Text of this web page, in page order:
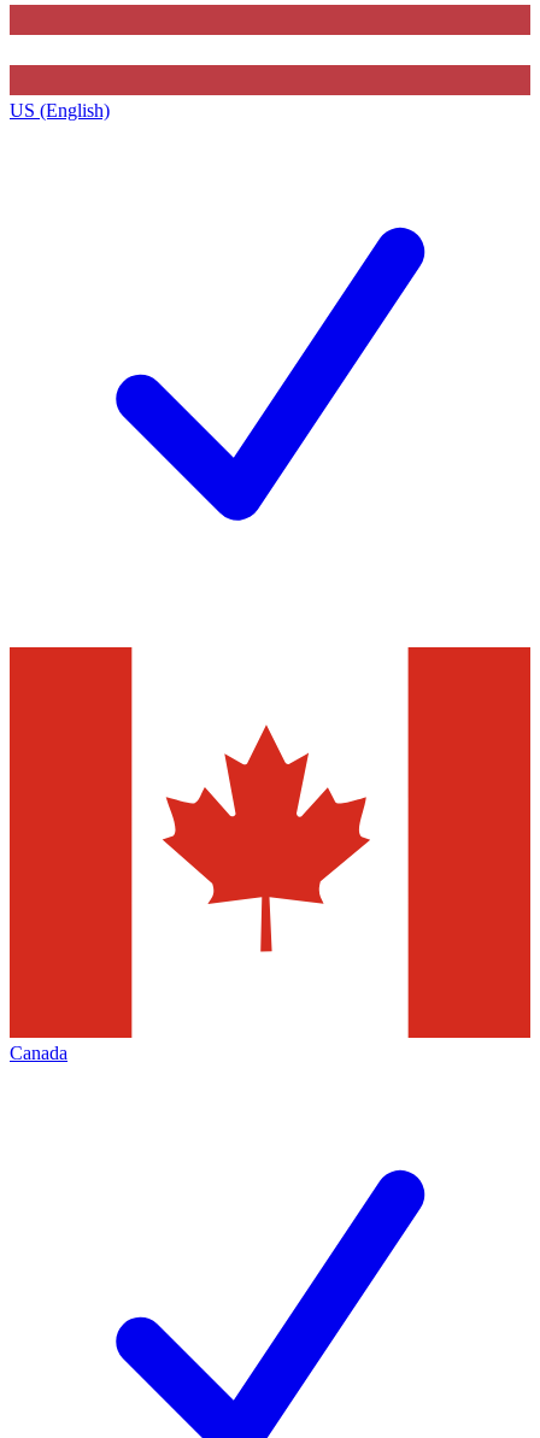
US (English)
Canada